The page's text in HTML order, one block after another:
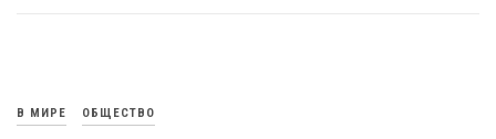
В МИРЕ ОБЩЕСТВО